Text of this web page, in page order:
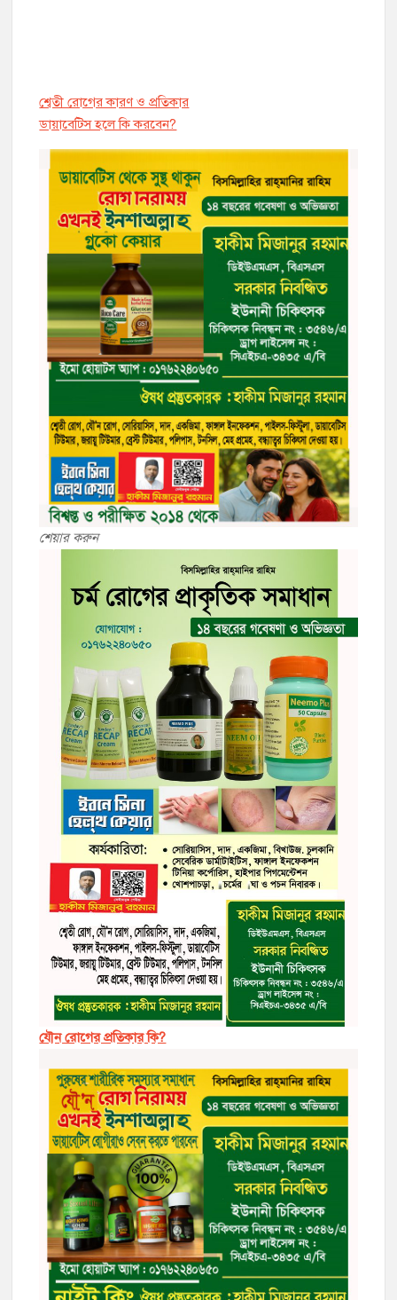
শ্বেতী রোগের কারণ ও প্রতিকার
ডায়াবেট্সি হলে কি করবেন?
শেয়ার করুন
যৌন রোগের প্রতিকার কি?